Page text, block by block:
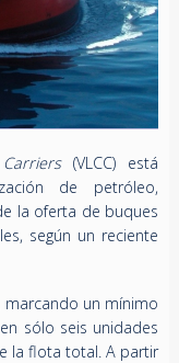
(VLCC) está
de petróleo,
la oferta de buques
según un reciente
marcando un mínimo
sólo seis unidades
la flota total. A partir